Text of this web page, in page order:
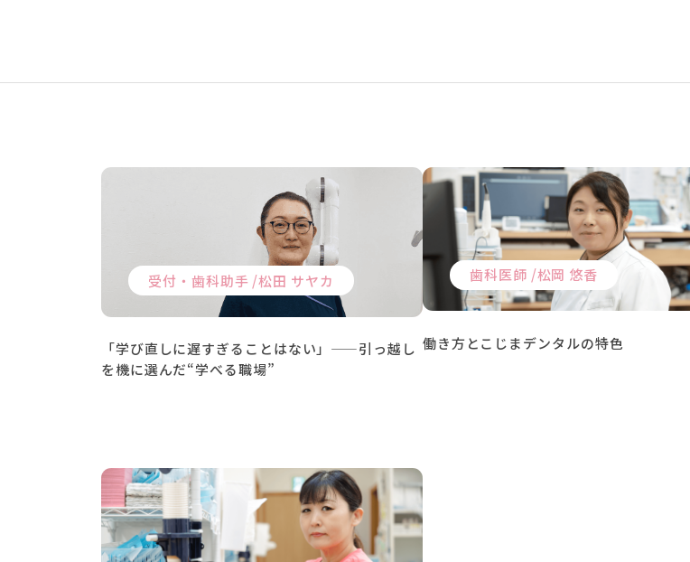
受付・歯科助手 /松田 サヤカ
「学び直しに遅すぎることはない」——引っ越し
を機に選んだ“学べる職場”
歯科医師 /松岡 悠香
働き方とこじまデンタルの特色